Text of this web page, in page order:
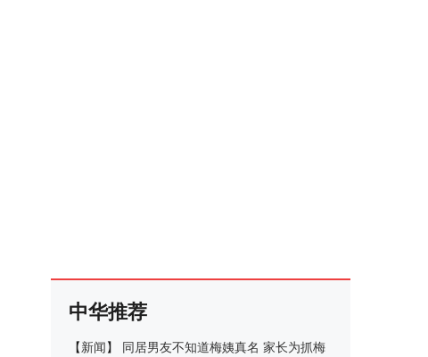
中华推荐
【新闻】
同居男友不知道梅姨真名 家长为抓梅